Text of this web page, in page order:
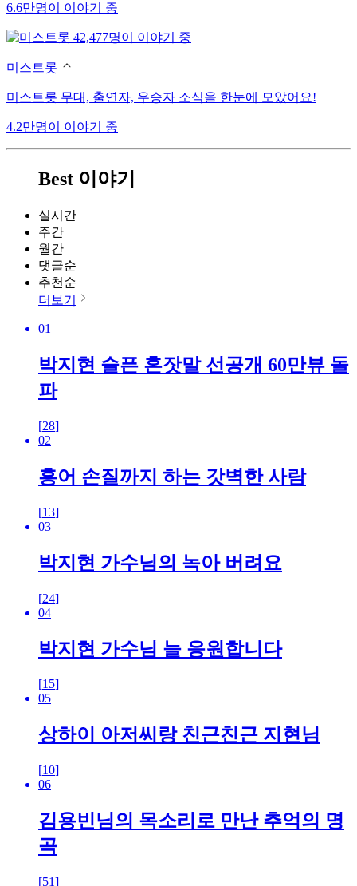
6.6만명이 이야기 중
42,477명이 이야기 중
미스트롯
미스트롯 무대, 출연자, 우승자 소식을 한눈에 모았어요!
4.2만명이 이야기 중
Best 이야기
실시간
주간
월간
댓글순
추천순
더보기
01
박지현 슬픈 혼잣말 선공개 60만뷰 돌
파
[28]
02
홍어 손질까지 하는 갓벽한 사람
[13]
03
박지현 가수님의 녹아 버려요
[24]
04
박지현 가수님 늘 응원합니다
[15]
05
상하이 아저씨랑 친근친근 지현님
[10]
06
김용빈님의 목소리로 만난 추억의 명
곡
[51]